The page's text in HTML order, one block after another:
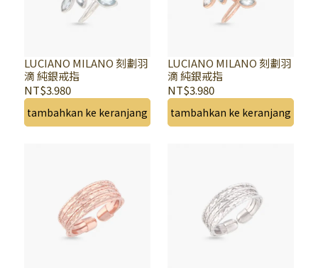
LUCIANO MILANO 刻劃羽
滴 純銀戒指
NT$3.980
tambahkan ke keranjang
LUCIANO MILANO 刻劃羽
滴 純銀戒指
NT$3.980
tambahkan ke keranjang